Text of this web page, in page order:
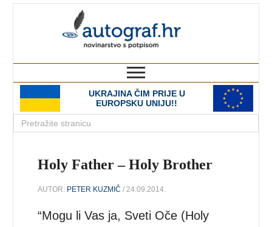
UKRAJINA ČIM PRIJE U
EUROPSKU UNIJU!!
Holy Father – Holy Brother
AUTOR: PETER KUZMIČ / 24.09.2014.
“Mogu li Vas ja, Sveti Oče (Holy